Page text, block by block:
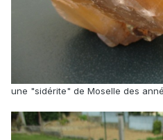
une "sidérite" de Moselle des